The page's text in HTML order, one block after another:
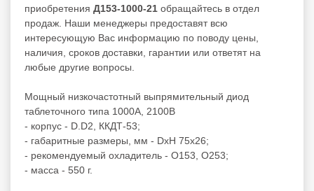
приобретения Д153-1000-21 обращайтесь в отдел
продаж. Наши менеджеры предоставят всю
интересующую Вас информацию по поводу цены,
наличия, сроков доставки, гарантии или ответят на
любые другие вопросы.
Мощный низкочастотный выпрямительный диод
таблеточного типа 1000А, 2100В
- корпус - D.D2, ККДТ-53;
- габаритные размеры, мм - DxH 75x26;
- рекомендуемый охладитель - О153, О253;
- масса - 550 г.